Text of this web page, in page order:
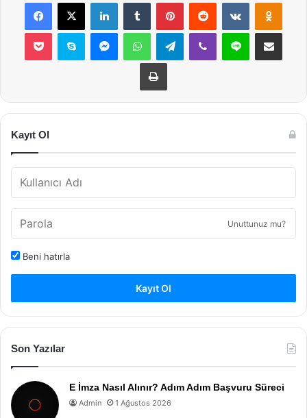
Pocket Skype MessengerWhatsAppTelegramViber Line E-Posta ile
Yazdır
Kayıt Ol
Unuttunuz mu?
Beni hatırla
Kayıt Ol
Son Yazılar
E İmza Nasıl Alınır? Adım Adım Başvuru Süreci
Admin 1 Ağustos 2026